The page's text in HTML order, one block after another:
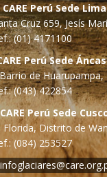
Perú Sede Lima
Cruz 659, Jesís
(01) 4171100
Perú Sede
de Huarupampa,
(043) 422854
Perú Sede
Florida, Distrito de
(084) 253527